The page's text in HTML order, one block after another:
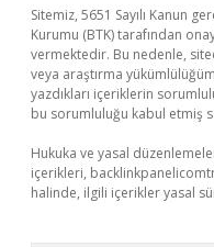
Sitemiz, 5651 Sayılı Kanun
Kurumu (BTK) tarafından
vermektedir. Bu nedenle,
veya araştırma
yazdıkları içeriklerin
bu sorumluluğu kabul etmiş
Hukuka ve yasal
içerikleri,
halinde, ilgili içerikler yasal